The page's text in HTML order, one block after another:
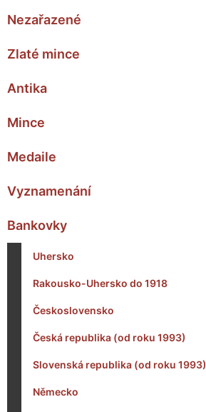
Nezařazené
Zlaté mince
Antika
Mince
Medaile
Vyznamenání
Bankovky
Uhersko
Rakousko-Uhersko do 1918
Československo
Česká republika (od roku 1993)
Slovenská republika (od roku 1993)
Německo